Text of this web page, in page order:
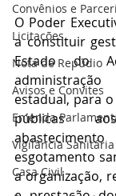
Convênios e
Licitações
Nota de Repúdio
Avisos e Convites
Emenda
Vigilância Sanitária
Casa Civil
O Poder
a constituir
Estado do
estadual, para
públicas
esgotamento
a organização,